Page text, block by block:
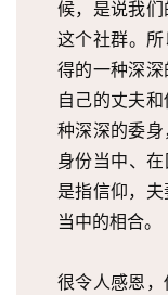
候，是说我们
这个社群。
得的一种深
自己的丈夫
种深深的委
身份当中、在
是指信仰，
当中的相合。
很令人感恩